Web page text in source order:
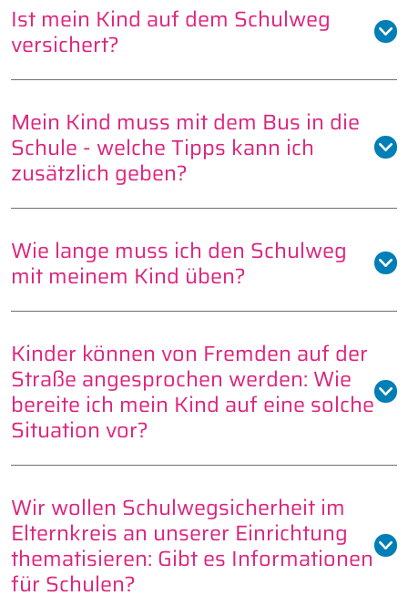
Ist mein Kind auf dem Schulweg
versichert?
Mein Kind muss mit dem Bus in die
Schule - welche Tipps kann ich
zusätzlich geben?
Wie lange muss ich den Schulweg
mit meinem Kind üben?
Kinder können von Fremden auf der
Straße angesprochen werden: Wie
bereite ich mein Kind auf eine solche
Situation vor?
Wir wollen Schulwegsicherheit im
Elternkreis an unserer Einrichtung
thematisieren: Gibt es Informationen
für Schulen?